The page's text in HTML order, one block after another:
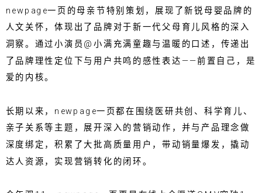
newpage一页的母亲节特别策划，展现了新锐母婴品牌的
人文关怀，体现出了品牌对于新一代父母育儿风格的深入
洞察。通过小演员@小满充满童趣与温暖的口述，传递出
了品牌理性定位下与用户共鸣的感性表达——前置自己，是
爱的内核。
长期以来，newpage一页都在围绕医研共创、科学育儿、
亲子关系等主题，展开深入的营销动作，并与产品理念做
深度绑定，积累了大批高质量用户，带动销量爆发，撬动
达人资源，实现营销转化的闭环。